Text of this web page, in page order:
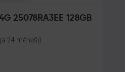
25078RA3EE 128GB
24 mēneši)